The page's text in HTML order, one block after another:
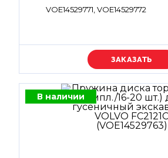
VOE14529771, VOE14529772
Уточняйте цену
В наличии